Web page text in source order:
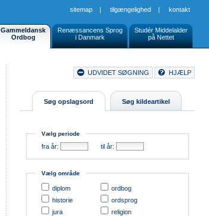
sitemap | tilgængelighed | kontakt
Gammeldansk
Ordbog
Renæssancens Sprog
i Danmark
Studér Middelalder
på Nettet
UDVIDET SØGNING HJÆLP
Søg opslagsord Søg kildeartikel
Vælg periode
fra år: til år:
Vælg område
diplom
historie
jura
ordbog
ordsprog
religion